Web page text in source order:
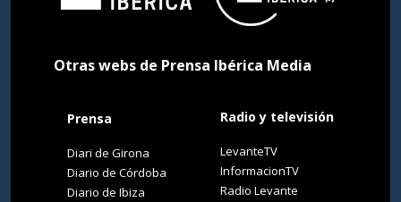
Otras webs de Prensa Ibérica Media
Prensa
Diari de Girona
Diario de Córdoba
Diario de Ibiza
Radio y televisión
LevanteTV
InformacionTV
Radio Levante